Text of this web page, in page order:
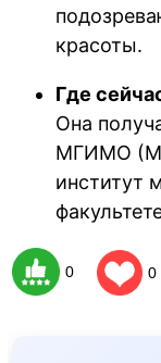
красоты.
Где
Она
МГИМО
институт
0 0